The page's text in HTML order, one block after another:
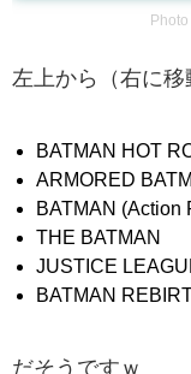
左上から（右に移
BATMAN HOT
ARMORED
BATMAN (Action
THE BATMAN
JUSTICE
BATMAN
だそうですｗ